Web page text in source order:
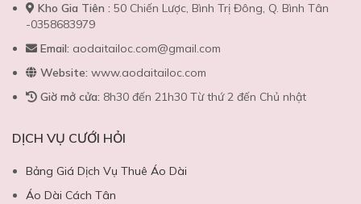
Kho Gia Tiên : 50 Chiến Lược, Bình Trị Đông, Q. Bình Tân
-0358683979
Email: aodaitailoc.com@gmail.com
Website: www.aodaitailoc.com
Giờ mở cửa: 8h30 đến 21h30 Từ thứ 2 đến Chủ nhật
DỊCH VỤ CƯỚI HỎI
Bảng Giá Dịch Vụ Thuê Áo Dài
Áo Dài Cách Tân